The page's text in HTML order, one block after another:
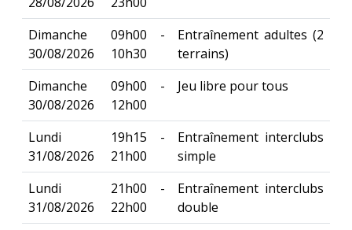
Dimanche
30/08/2026
09h00 -
10h30
Entraînement adultes (2
terrains)
Dimanche
30/08/2026
09h00 -
12h00
Jeu libre pour tous
Lundi
31/08/2026
19h15 -
21h00
Entraînement interclubs
simple
Lundi
31/08/2026
21h00 -
22h00
Entraînement interclubs
double